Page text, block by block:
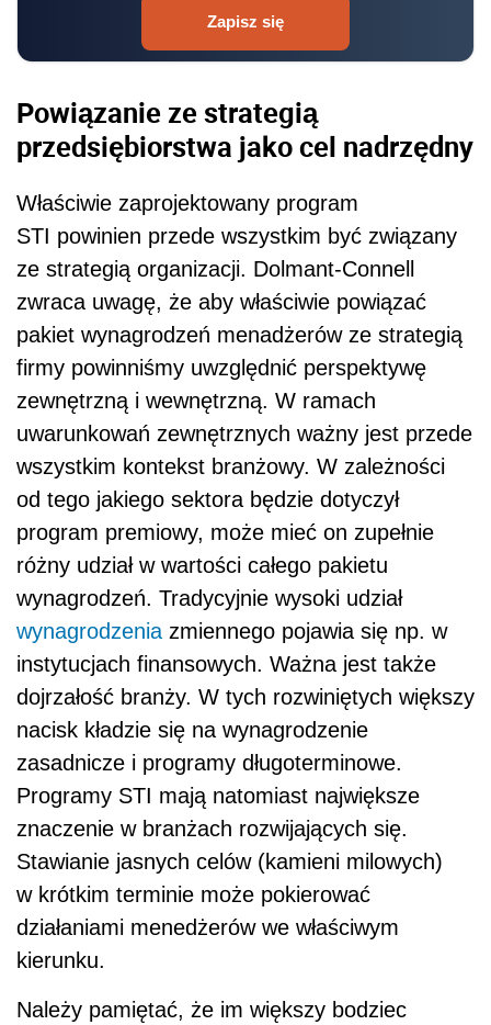
Zapisz się
Powiązanie ze strategią
przedsiębiorstwa jako cel nadrzędny
Właściwie zaprojektowany program
STI powinien przede wszystkim być związany
ze strategią organizacji. Dolmant-Connell
zwraca uwagę, że aby właściwie powiązać
pakiet wynagrodzeń menadżerów ze strategią
firmy powinniśmy uwzględnić perspektywę
zewnętrzną i wewnętrzną. W ramach
uwarunkowań zewnętrznych ważny jest przede
wszystkim kontekst branżowy. W zależności
od tego jakiego sektora będzie dotyczył
program premiowy, może mieć on zupełnie
różny udział w wartości całego pakietu
wynagrodzeń. Tradycyjnie wysoki udział
wynagrodzeniazmiennego pojawia się np. w
instytucjach finansowych. Ważna jest także
dojrzałość branży. W tych rozwiniętych większy
nacisk kładzie się na wynagrodzenie
zasadnicze i programy długoterminowe.
Programy STI mają natomiast największe
znaczenie w branżach rozwijających się.
Stawianie jasnych celów (kamieni milowych)
w krótkim terminie może pokierować
działaniami menedżerów we właściwym
kierunku.
Należy pamiętać, że im większy bodziec